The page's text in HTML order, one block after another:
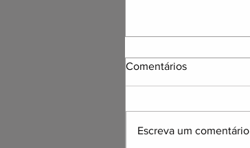
Comentários
Escreva um comentário